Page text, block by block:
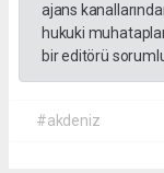
ajans
hukuki
bir editörü
#akdeniz